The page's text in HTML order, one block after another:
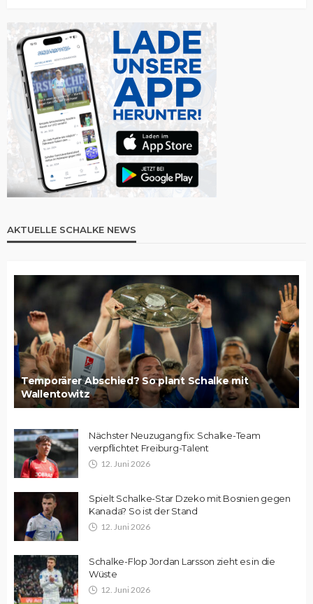
AKTUELLE SCHALKE NEWS
Temporärer Abschied? So plant Schalke mit
Wallentowitz
Nächster Neuzugang fix: Schalke-Team
verpflichtet Freiburg-Talent
12. Juni 2026
Spielt Schalke-Star Dzeko mit Bosnien gegen
Kanada? So ist der Stand
12. Juni 2026
Schalke-Flop Jordan Larsson zieht es in die
Wüste
12. Juni 2026